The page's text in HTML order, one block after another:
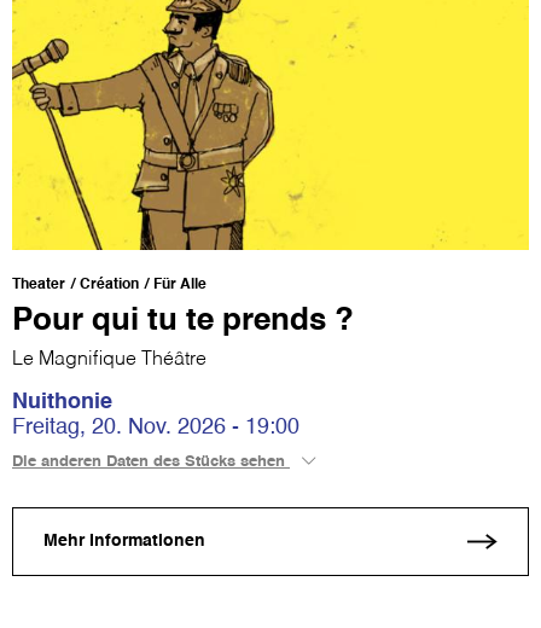
Theater Création Für Alle
Pour qui tu te prends ?
Le Magnifique Théâtre
Nuithonie
Freitag, 20. Nov. 2026 - 19:00
Die anderen Daten des Stücks sehen
Mehr Informationen